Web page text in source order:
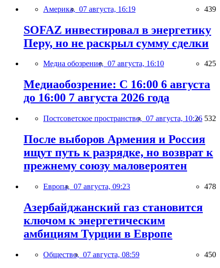
Америка, 07 августа, 16:19 439
SOFAZ инвестировал в энергетику
Перу, но не раскрыл сумму сделки
Медиа обозрение, 07 августа, 16:10 425
Медиаобозрение: С 16:00 6 августа
до 16:00 7 августа 2026 года
Постсоветское пространство, 07 августа, 10:26 532
После выборов Армения и Россия
ищут путь к разрядке, но возврат к
прежнему союзу маловероятен
Европа, 07 августа, 09:23 478
Азербайджанский газ становится
ключом к энергетическим
амбициям Турции в Европе
Общество, 07 августа, 08:59 450